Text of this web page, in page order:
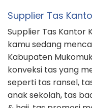
Supplier Tas
Supplier Tas Kantor
kamu sedang
Kabupaten
konveksi tas yang
seperti tas ransel,
anak sekolah, tas